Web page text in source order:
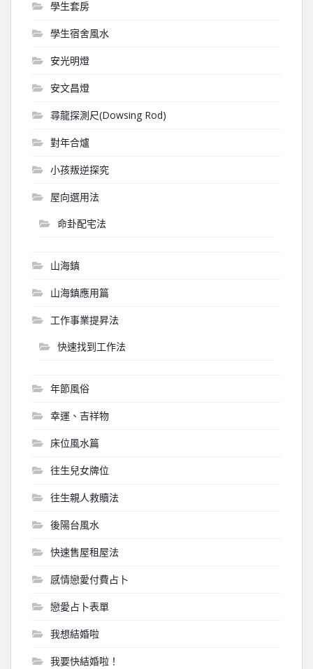
學生套房
學生宿舍風水
安光明燈
安文昌燈
尋龍探測尺(Dowsing Rod)
對年合爐
小孩叛逆探究
屋向選用法
命卦配宅法
山海鎮
山海鎮應用篇
工作事業提昇法
快速找到工作法
年節風俗
幸運、吉祥物
床位風水篇
往生兒女牌位
往生親人救贖法
後陽台風水
快速售屋租屋法
感情戀愛付費占卜
戀愛占卜表單
我想結婚啦
我要快結婚啦！